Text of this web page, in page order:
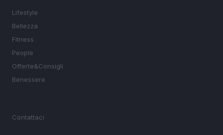
Lifestyle
Bellezza
Fitness
People
Offerte&Consigli
Benessere
Contattaci